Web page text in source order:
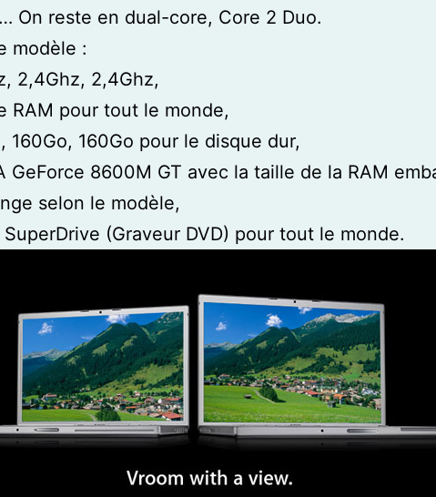
On reste en dual-core, Core 2 Duo.
modèle :
2,4Ghz, 2,4Ghz,
RAM pour tout le monde,
160Go, 160Go pour le disque dur,
GeForce 8600M GT avec la taille de la RAM
selon le modèle,
(Graveur DVD) pour tout le monde.